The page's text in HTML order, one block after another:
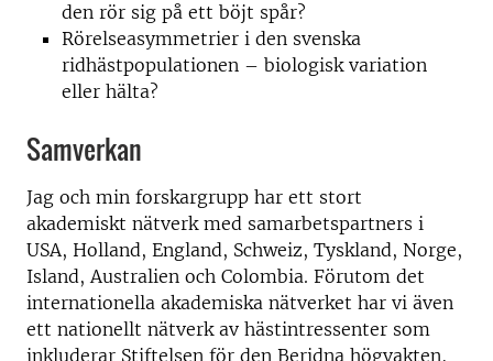
den rör sig på ett böjt spår?
Rörelseasymmetrier i den svenska
ridhästpopulationen – biologisk variation
eller hälta?
Samverkan
Jag och min forskargrupp har ett stort
akademiskt nätverk med samarbetspartners i
USA, Holland, England, Schweiz, Tyskland, Norge,
Island, Australien och Colombia. Förutom det
internationella akademiska nätverket har vi även
ett nationellt nätverk av hästintressenter som
inkluderar Stiftelsen för den Beridna högvakten,